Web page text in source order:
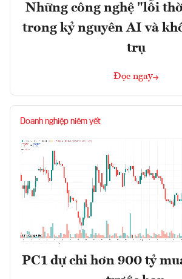
Những công nghệ "lỗi
trong kỷ nguyên AI và
trụ
Đọc ngay
Doanh nghiệp niêm yết
PC1 dự chi hơn 900 tỷ